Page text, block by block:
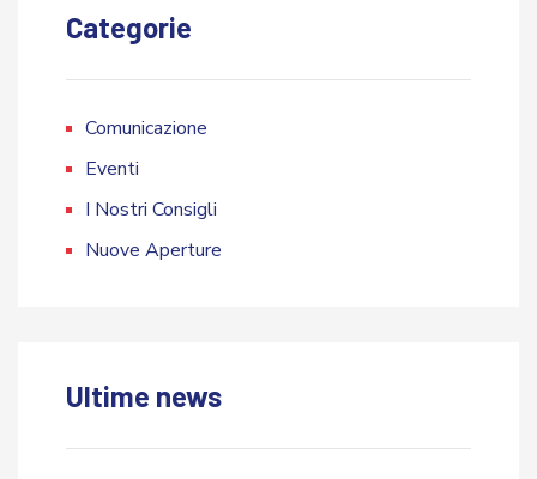
Categorie
Comunicazione
Eventi
I Nostri Consigli
Nuove Aperture
Ultime news